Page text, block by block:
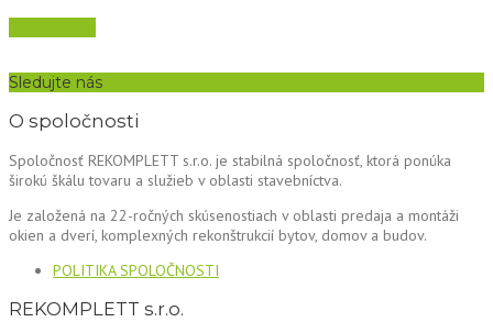
Sledujte nás
O spoločnosti
Spoločnosť REKOMPLETT s.r.o. je stabilná spoločnosť, ktorá ponúka
širokú škálu tovaru a služieb v oblasti stavebníctva.
Je založená na 22-ročných skúsenostiach v oblasti predaja a montáži
okien a dverí, komplexných rekonštrukcií bytov, domov a budov.
POLITIKA SPOLOČNOSTI
REKOMPLETT s.r.o.